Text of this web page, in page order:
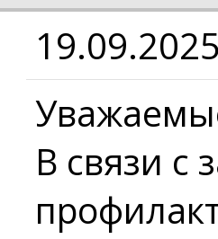
В связи с